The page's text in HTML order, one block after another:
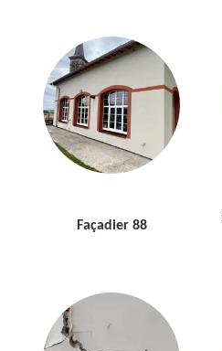
Façadier 88